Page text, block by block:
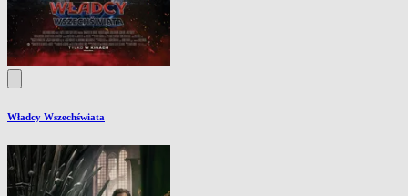
Władcy Wszechświata